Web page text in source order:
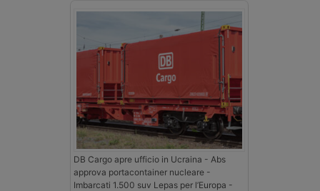
DB Cargo apre ufficio in Ucraina - Abs
approva portacontainer nucleare -
Imbarcati 1.500 suv Lepas per l’Europa -